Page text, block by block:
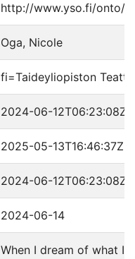
http://www.yso.fi/onto/
Oga, Nicole
fi=Taideyliopiston
2024-06-12T06:23:08Z
2025-05-13T16:46:37Z
2024-06-12T06:23:08Z
2024-06-14
When I dream of what I